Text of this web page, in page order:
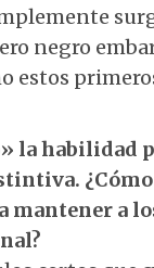
negro
estos
la habilidad
mantener a